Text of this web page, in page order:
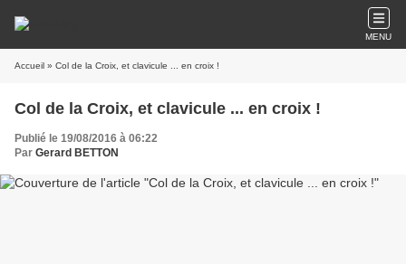
MENU
Accueil » Col de la Croix, et clavicule ... en croix !
Col de la Croix, et clavicule ... en croix !
Publié le 19/08/2016 à 06:22
Par Gerard BETTON